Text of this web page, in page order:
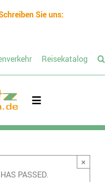
Sie uns:
Reisekatalog
Toggle
Unsere Reisen
PASSED.
×